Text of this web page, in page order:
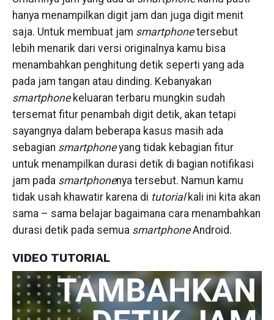
hanya menampilkan digit jam dan juga digit menit
saja. Untuk membuat jam smartphonetersebut
lebih menarik dari versi originalnya kamu bisa
menambahkan penghitung detik seperti yang ada
pada jam tangan atau dinding. Kebanyakan
smartphonekeluaran terbaru mungkin sudah
tersemat fitur penambah digit detik, akan tetapi
sayangnya dalam beberapa kasus masih ada
sebagian smartphoneyang tidak kebagian fitur
untuk menampilkan durasi detik di bagian notifikasi
jam pada smartphonenya tersebut. Namun kamu
tidak usah khawatir karena di tutorialkali ini kita akan
sama – sama belajar bagaimana cara menambahkan
durasi detik pada semua smartphoneAndroid.
VIDEO TUTORIAL